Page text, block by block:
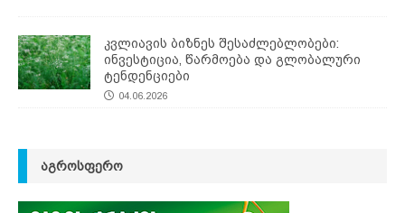
კვლიავის ბიზნეს შესაძლებლობები:
ინვესტიცია, წარმოება და გლობალური
ტენდენციები
04.06.2026
ᲐᲒᲠᲝᲡᲤᲔᲠᲝ